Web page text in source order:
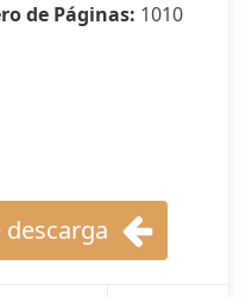
de Páginas: 1010